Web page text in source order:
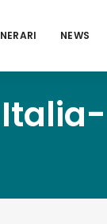
NEWS